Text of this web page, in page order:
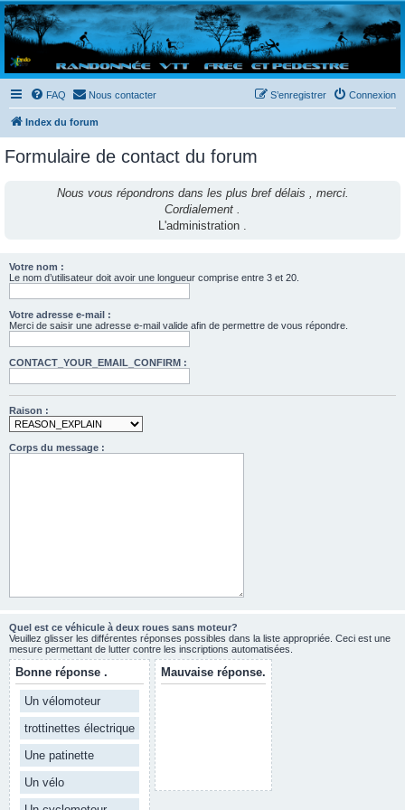
Randovttfree.fr
Bienvenue sur le site des randos vtt et pédestre de Bretagne . Bonne navigation sur le site
et bonnes randos dans l'Ouest !
FAQ Nous contacter Connexion
S’enregistrer
Index du forum
Formulaire de contact du forum
Nous vous répondrons dans les plus bref délais , merci.
Cordialement .
L'administration .
Votre nom :
Le nom d’utilisateur doit avoir une longueur comprise entre 3 et 20.
Votre adresse e-mail :
Merci de saisir une adresse e-mail valide afin de permettre de vous répondre.
CONTACT_YOUR_EMAIL_CONFIRM :
Raison :
Corps du message :
Quel est ce véhicule à deux roues sans moteur?
Veuillez glisser les différentes réponses possibles dans la liste appropriée. Ceci est une
mesure permettant de lutter contre les inscriptions automatisées.
Bonne réponse .
Un vélomoteur
trottinettes électrique
Une patinette
Un vélo
Mauvaise réponse.